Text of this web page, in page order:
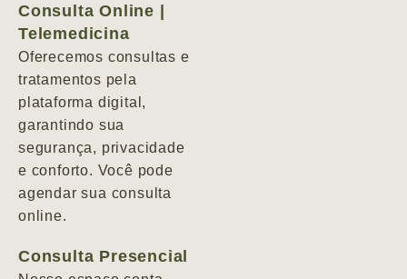
Consulta Online |
Telemedicina
Oferecemos consultas e
tratamentos pela
plataforma digital,
garantindo sua
segurança, privacidade
e conforto. Você pode
agendar sua consulta
online.
Consulta Presencial